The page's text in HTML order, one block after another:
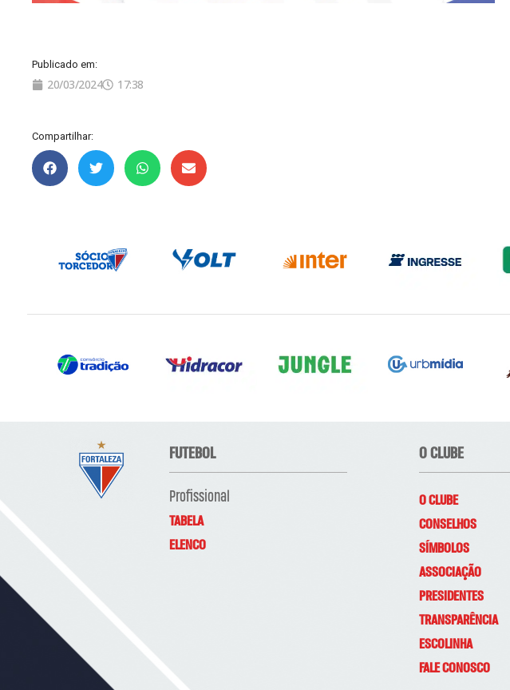
Publicado em:
20/03/2024 17:38
Compartilhar:
FUTEBOL
Profissional
TABELA
ELENCO
O CLUBE
O CLUBE
CONSELHOS
SÍMBOLOS
ASSOCIAÇÃO
PRESIDENTES
TRANSPARÊNCIA
ESCOLINHA
FALE CONOSCO